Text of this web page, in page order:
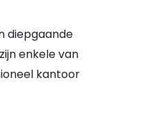
diepgaande
enkele van
kantoor